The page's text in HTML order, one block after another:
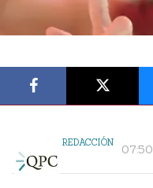
REDACCIÓN